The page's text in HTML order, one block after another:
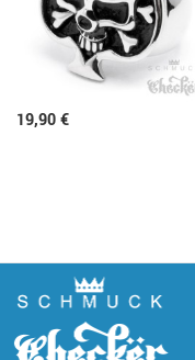
19,90 €